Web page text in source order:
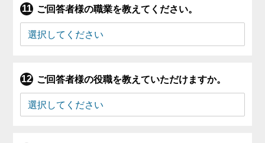
ご回答者様の職業を教えてください。
ご回答者様の役職を教えていただけますか。